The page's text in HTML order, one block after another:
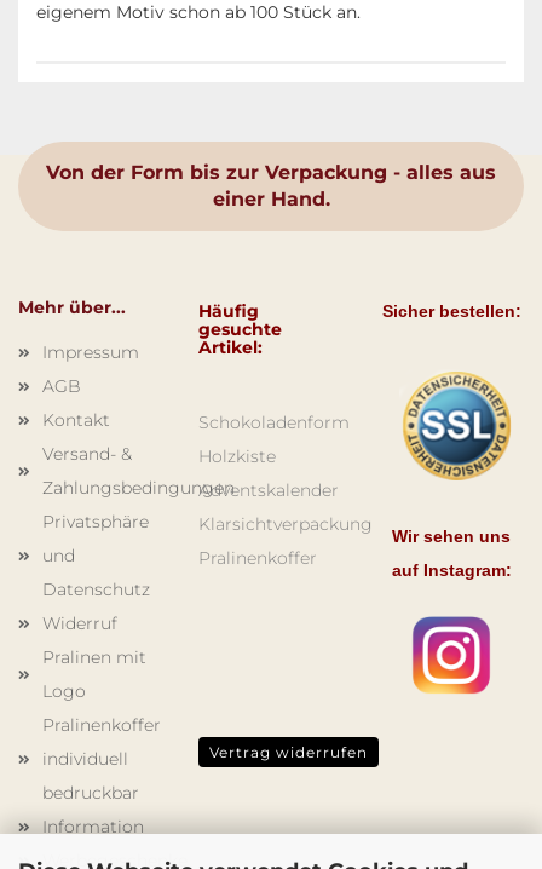
eigenem Motiv schon ab 100 Stück an.
Von der Form bis zur Verpackung - alles aus
einer Hand.
Mehr über...
Impressum
AGB
Kontakt
Versand- &
Zahlungsbedingungen
Privatsphäre
und
Datenschutz
Widerruf
Pralinen mit
Logo
Pralinenkoffer
individuell
bedruckbar
Information
Werbegeschenke
Häufig
gesuchte
Artikel:
Schokoladenform
Holzkiste
Adventskalender
Klarsichtverpackung
Pralinenkoffer
Sicher bestellen:
Wir sehen uns
auf Instagram:
Vertrag widerrufen